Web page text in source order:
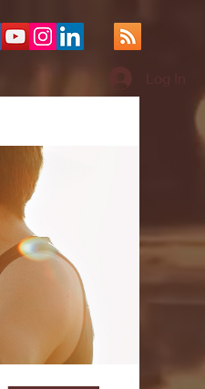
Log In